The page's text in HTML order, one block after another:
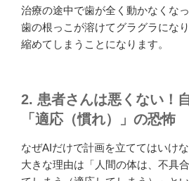
治療の途中で歯が全く動かなくな
歯の根っこが溶けてグラグラにな
縮めてしまうことになります。
2. 患者さんは悪くない！
「適応（慣れ）」の恐怖
なぜAIだけで計画を立ててはいけ
大きな理由は「人間の体は、不具